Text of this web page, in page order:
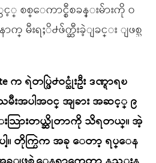
င့္ စစ္ေကာင္စီစခန္းမ်ားကို ဝ
က္ မီးရႈိ႕ဖ်က္ဆီးခဲ့ျခင္း ျဖစ္သ
ရဲတပ္ဖြဲ႕ဝင္သုံးဦး ဒဏ္ရာရၿ
မီးအပါအဝင္ အျခား အဆင့္ ၉
းသြားတယ္ဆိုတာကို သိရတယ္။ အဲ့
ပါ့။ တိုက္ပြဲက အခု ေတာ့ ရပ္ေန